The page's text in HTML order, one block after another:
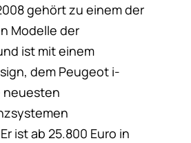
gehört zu einem der
Modelle der
ist mit einem
dem Peugeot i-
neuesten
ist ab 25.800 Euro in